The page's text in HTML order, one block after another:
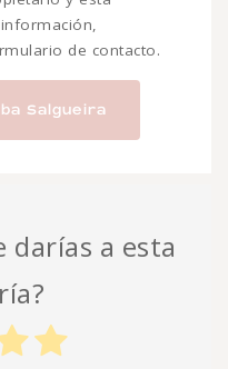
de contacto.
Salgueira
darías a esta